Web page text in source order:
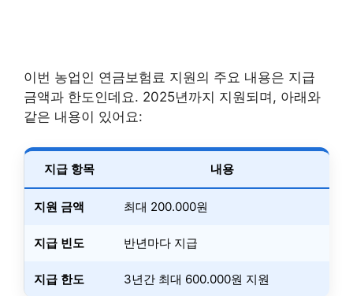
이번 농업인 연금보험료 지원의 주요 내용은 지급
금액과 한도인데요. 2025년까지 지원되며, 아래와
같은 내용이 있어요:
지급 항목 내용
지원 금액 최대 200.000원
지급 빈도 반년마다 지급
지급 한도 3년간 최대 600.000원 지원